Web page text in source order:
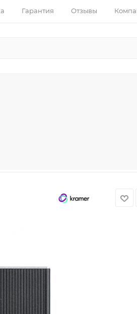
Гарантия Отзывы